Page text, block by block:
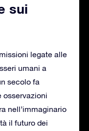
sui
legate alle
umani a
secolo fa
osservazioni
nell’immaginario
il futuro dei